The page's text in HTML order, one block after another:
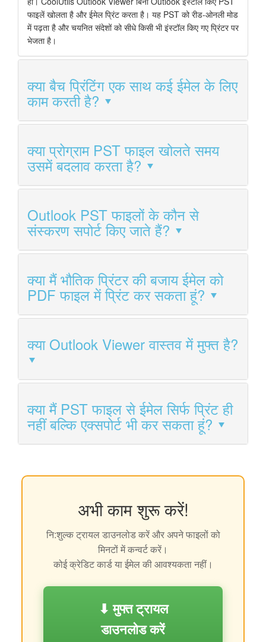
फाइलें खोलता है और ईमेल प्रिंट करता है। यह PST को रीड-ओनली मोड
में पढ़ता है और चयनित संदेशों को सीधे किसी भी इंस्टॉल किए गए प्रिंटर पर
भेजता है।
क्या बैच प्रिंटिंग एक साथ कई ईमेल के लिए
काम करती है?
क्या प्रोग्राम PST फाइल खोलते समय
उसमें बदलाव करता है?
Outlook PST फाइलों के कौन से
संस्करण सपोर्ट किए जाते हैं?
क्या मैं भौतिक प्रिंटर की बजाय ईमेल को
PDF फाइल में प्रिंट कर सकता हूं?
क्या Outlook Viewer वास्तव में मुफ्त है?
क्या मैं PST फाइल से ईमेल सिर्फ प्रिंट ही
नहीं बल्कि एक्सपोर्ट भी कर सकता हूं?
अभी काम शुरू करें!
नि:शुल्क ट्रायल डाउनलोड करें और अपने फाइलों को
मिनटों में कन्वर्ट करें।
कोई क्रेडिट कार्ड या ईमेल की आवश्यकता नहीं।
⬇ मुफ्त ट्रायल
डाउनलोड करें